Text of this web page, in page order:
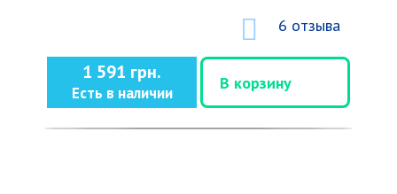
6 отзыва
1 591 грн.
Есть в наличии
В корзину